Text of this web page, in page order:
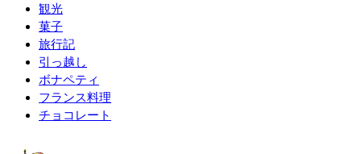
観光
菓子
旅行記
引っ越し
ボナペティ
フランス料理
チョコレート